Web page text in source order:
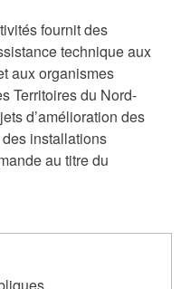
fournit des
technique aux
aux organismes
Territoires du Nord-
d’amélioration des
installations
au titre du